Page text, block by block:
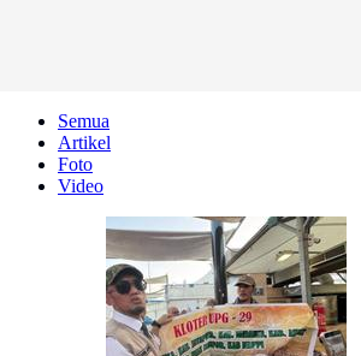
Semua
Artikel
Foto
Video